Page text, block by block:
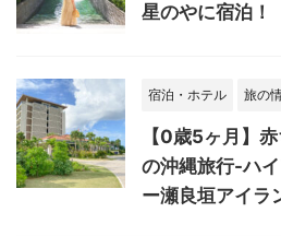
星のやに宿泊！
宿泊・ホテル 旅の
【0歳5ヶ月】
の沖縄旅行-ハ
ー瀬良垣アイラ